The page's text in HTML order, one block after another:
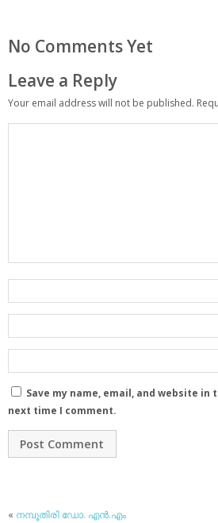
No Comments Yet
Leave a Reply
Your email address will not be published.
Save my name, email, and website
next time I comment.
« നമ്പൂതിരി ഡോ. എന്‍.എം